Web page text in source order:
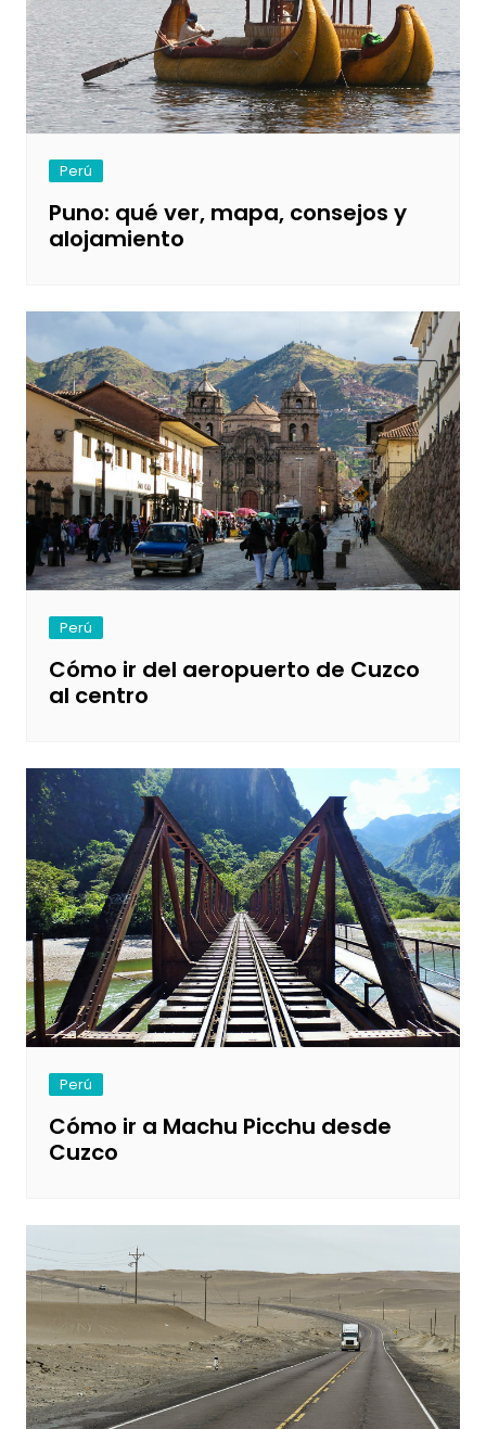
Perú
Puno: qué ver, mapa, consejos y
alojamiento
Perú
Cómo ir del aeropuerto de Cuzco
al centro
Perú
Cómo ir a Machu Picchu desde
Cuzco